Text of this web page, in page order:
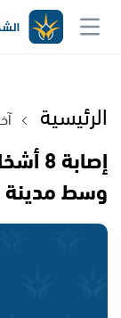
الرئيسية
وسط